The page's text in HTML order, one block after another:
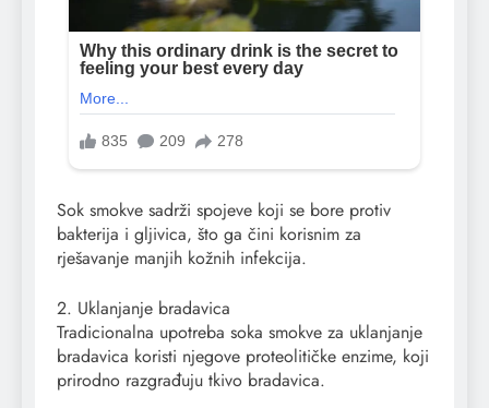
Sok smokve sadrži spojeve koji se bore protiv
bakterija i gljivica, što ga čini korisnim za
rješavanje manjih kožnih infekcija.
2. Uklanjanje bradavica
Tradicionalna upotreba soka smokve za uklanjanje
bradavica koristi njegove proteolitičke enzime, koji
prirodno razgrađuju tkivo bradavica.